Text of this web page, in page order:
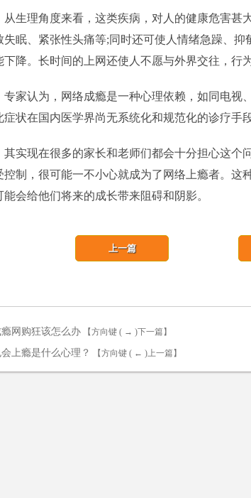
理角度来看，这类疾病，对人的健康危害甚
失眠、紧张性头痛等;同时还可使人情绪急躁、
下降。长时间的上网还使人不愿与外界交往，行
认为，网络成瘾是一种心理依赖，如同电视
症状在国内医学界尚无系统化和规范化的诊疗手段
现在很多的家长和老师们都会十分担心这个
控制，很可能一不小心就成为了网络上瘾者。这
能会给他们将来的成长带来阻碍和阴影。
瘾网购狂该怎么办 【方向键 ( → )下一篇】
上瘾是什么心理？
上一篇
【方向键 ( ← )上一篇】